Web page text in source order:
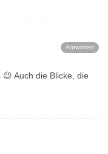
Antworten
Auch die Blicke, die